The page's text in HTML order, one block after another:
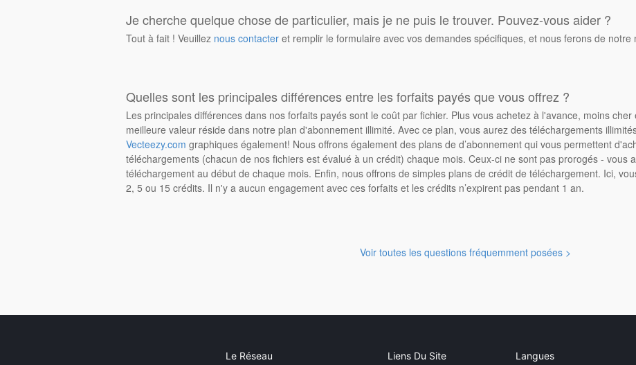
Je cherche quelque chose de particulier, mais je ne puis le trouver. Pouvez-vous aider ?
Tout à fait ! Veuillez nous contacter et remplir le formulaire avec vos demandes spécifiques, et nous ferons de notre
Quelles sont les principales différences entre les forfaits payés que vous offrez ?
Les principales différences dans nos forfaits payés sont le coût par fichier. Plus vous achetez à l'avance, moins
meilleure valeur réside dans notre plan d'abonnement illimité. Avec ce plan, vous aurez des téléchargements
Vecteezy.com graphiques également! Nous offrons également des plans de d’abonnement qui vous permettent
téléchargements (chacun de nos fichiers est évalué à un crédit) chaque mois. Ceux-ci ne sont pas prorogés - vous
téléchargement au début de chaque mois. Enfin, nous offrons de simples plans de crédit de téléchargement. Ici,
2, 5 ou 15 crédits. Il n'y a aucun engagement avec ces forfaits et les crédits n’expirent pas pendant 1 an.
Voir toutes les questions fréquemment posées >
Le Réseau Liens Du Site Langues